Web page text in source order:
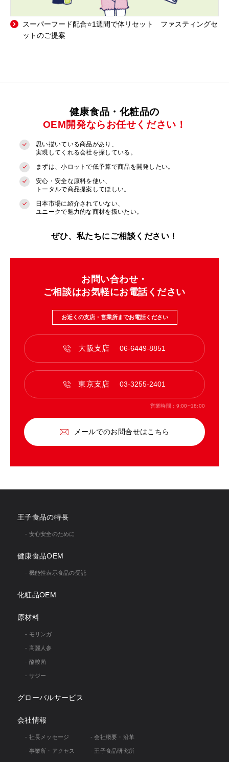
スーパーフード配合⭐1週間で体リセット ファスティングセ
ットのご提案
健康食品・化粧品の
OEM開発ならお任せください！
思い描いている商品があり、
実現してくれる会社を探している。
まずは、小ロットで低予算で商品を開発したい。
安心・安全な原料を使い、
トータルで商品提案してほしい。
日本市場に紹介されていない、
ユニークで魅力的な商材を扱いたい。
ぜひ、私たちにご相談ください！
お問い合わせ・
ご相談はお気軽にお電話ください
お近くの支店・営業所までお電話ください
大阪支店 06-6449-8851
東京支店 03-3255-2401
営業時間 : 9:00~18:00
メールでのお問合せはこちら
王子食品の特長
- 安心安全のために
健康食品OEM
- 機能性表示食品の受託
化粧品OEM
原材料
- モリンガ
- 高麗人参
- 酪酸菌
- サジー
グローバルサービス
会社情報
- 社⻑メッセージ
- 事業所・アクセス
- 会社概要・沿革
- 王子食品研究所